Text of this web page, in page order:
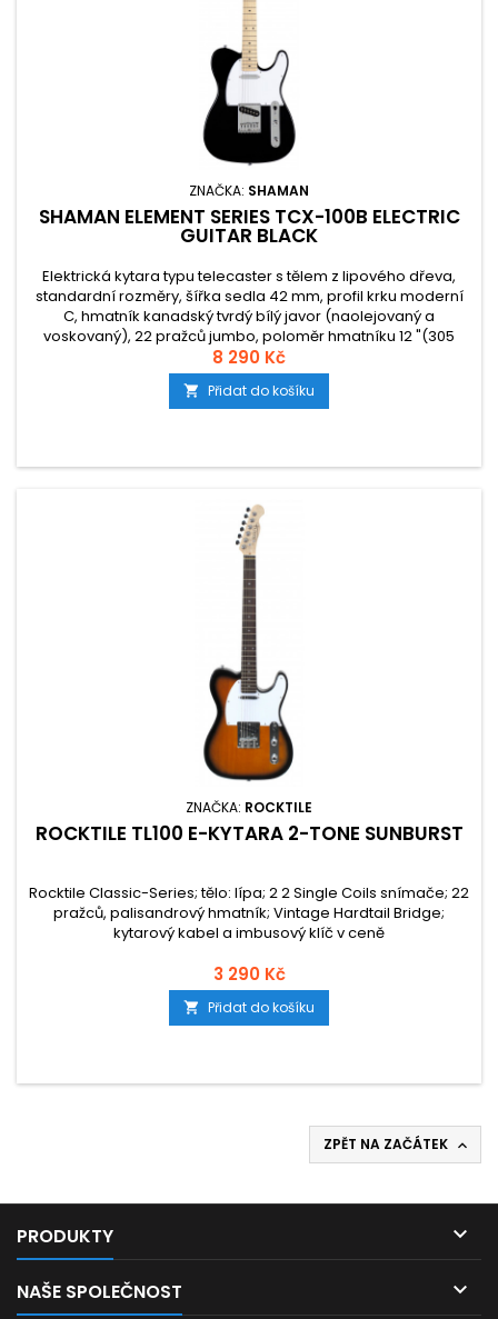
ZNAČKA: SHAMAN
SHAMAN ELEMENT SERIES TCX-100B ELECTRIC
GUITAR BLACK
Elektrická kytara typu telecaster s tělem z lipového dřeva,
standardní rozměry, šířka sedla 42 mm, profil krku moderní
C, hmatník kanadský tvrdý bílý javor (naolejovaný a
voskovaný), 22 pražců jumbo, poloměr hmatníku 12 "(305
mm), snímače: 2x singl, sedlo grafitová bílá, hmotnost: 3,3 kg.
8 290 Kč
 Přidat do košíku
ZNAČKA: ROCKTILE
ROCKTILE TL100 E-KYTARA 2-TONE SUNBURST
Rocktile Classic-Series; tělo: lípa; 2 2 Single Coils snímače; 22
pražců, palisandrový hmatník; Vintage Hardtail Bridge;
kytarový kabel a imbusový klíč v ceně
3 290 Kč
 Přidat do košíku
ZPĚT NA ZAČÁTEK 
PRODUKTY 
NAŠE SPOLEČNOST 